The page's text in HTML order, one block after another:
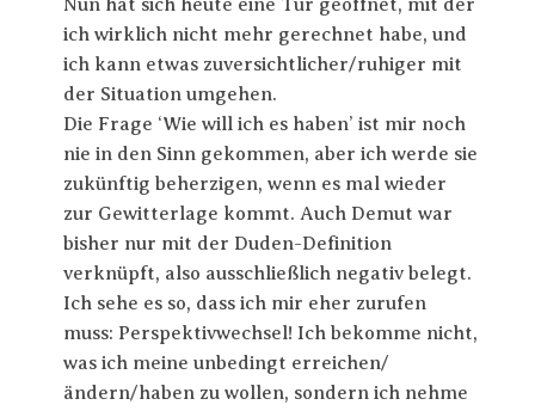
Nun hat sich heute eine Tür geöffnet, mit der
ich wirklich nicht mehr gerechnet habe, und
ich kann etwas zuversichtlicher/ruhiger mit
der Situation umgehen.
Die Frage ‘Wie will ich es haben’ ist mir noch
nie in den Sinn gekommen, aber ich werde sie
zukünftig beherzigen, wenn es mal wieder
zur Gewitterlage kommt. Auch Demut war
bisher nur mit der Duden-Definition
verknüpft, also ausschließlich negativ belegt.
Ich sehe es so, dass ich mir eher zurufen
muss: Perspektivwechsel! Ich bekomme nicht,
was ich meine unbedingt erreichen/
ändern/haben zu wollen, sondern ich nehme